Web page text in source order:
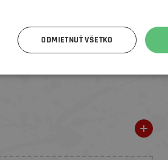
ODMIETNUŤ VŠETKO